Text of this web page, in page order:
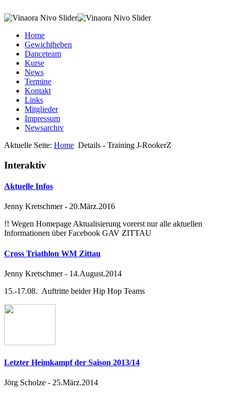
Home
Gewichtheben
Danceteam
Kurse
News
Termine
Kontakt
Links
Mitglieder
Impressum
Newsarchiv
Aktuelle Seite: Home Details - Training J-RookerZ
Interaktiv
Aktuelle Infos
Jenny Kretschmer- 20.März.2016
!! Wegen Homepage Aktualisierung vorerst nur alle aktuellen
Informationen über Facebook GAV ZITTAU
Cross Triathlon WM Zittau
Jenny Kretschmer- 14.August.2014
15.-17.08. Auftritte beider Hip Hop Teams
Letzter Heimkampf der Saison 2013/14
Jörg Scholze - 25.März.2014